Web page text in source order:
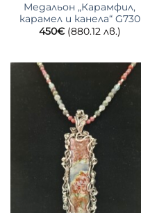
Медальон „Карамфил,
карамел и канела“ G730
450€ (880.12 лв.)